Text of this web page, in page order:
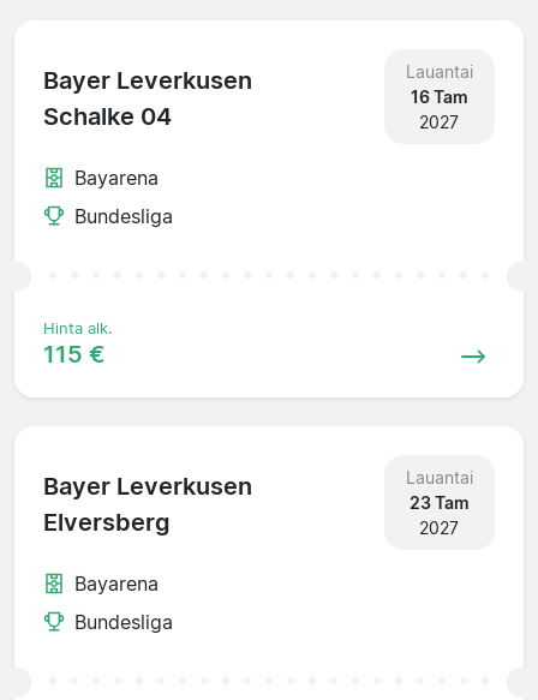
Bayer Leverkusen
Schalke 04
Lauantai
16 Tam
2027
Bayarena
Bundesliga
Hinta alk.
115 €
Bayer Leverkusen
Elversberg
Lauantai
23 Tam
2027
Bayarena
Bundesliga